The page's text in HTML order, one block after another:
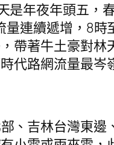
是年夜年頭五，
量連續遞增，8時
帶著牛土豪對
代路網流量最岑
、吉林台灣東